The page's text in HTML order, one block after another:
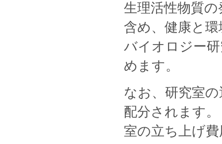
生理活性物質
含め、健康と
バイオロジー
めます。
なお、研究室
配分されます
室の立ち上げ